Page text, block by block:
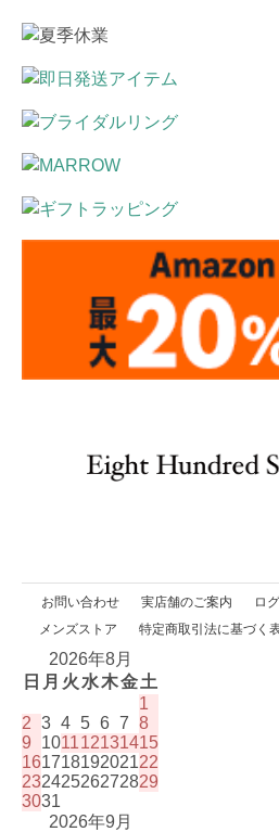
お問い合わせ 実店舗のご案内 ロ
メンズストア
特定商取引法に基づく
2026年8月
日 月 火 水木金土
1
2 3 4 5 6 7 8
9
101112131415
16171819202122
23242526272829
3031
2026年9月